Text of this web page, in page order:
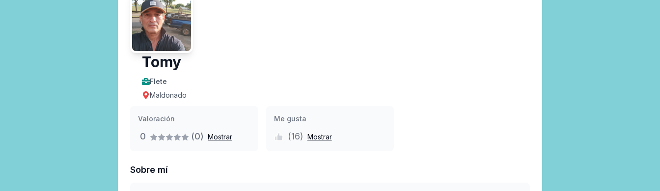
Tomy
Flete
Maldonado
Valoración
0 (0) Mostrar
Me gusta
(16) Mostrar
Sobre mí